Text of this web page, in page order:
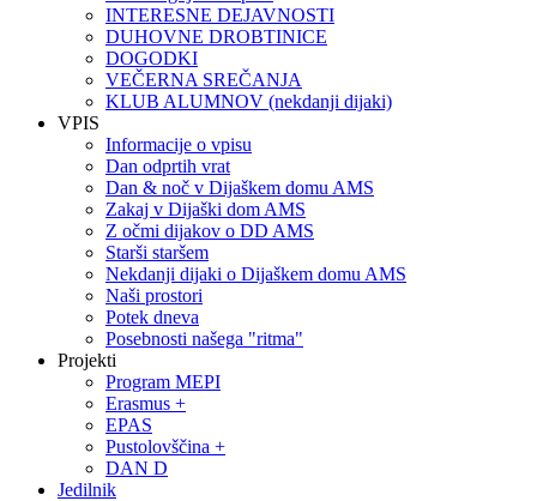
INTERESNE DEJAVNOSTI
DUHOVNE DROBTINICE
DOGODKI
VEČERNA SREČANJA
KLUB ALUMNOV (nekdanji dijaki)
VPIS
Informacije o vpisu
Dan odprtih vrat
Dan & noč v Dijaškem domu AMS
Zakaj v Dijaški dom AMS
Z očmi dijakov o DD AMS
Starši staršem
Nekdanji dijaki o Dijaškem domu AMS
Naši prostori
Potek dneva
Posebnosti našega "ritma"
Projekti
Program MEPI
Erasmus +
EPAS
Pustolovščina +
DAN D
Jedilnik